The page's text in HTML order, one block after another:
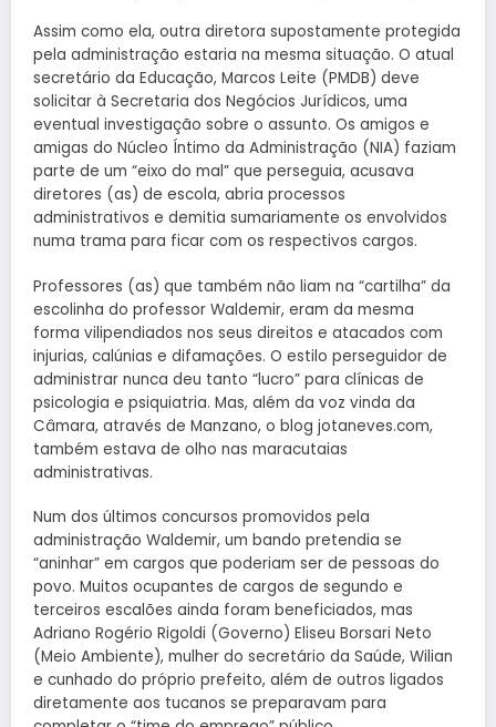
Assim como ela, outra diretora supostamente protegida
pela administração estaria na mesma situação. O atual
secretário da Educação, Marcos Leite (PMDB) deve
solicitar à Secretaria dos Negócios Jurídicos, uma
eventual investigação sobre o assunto. Os amigos e
amigas do Núcleo Íntimo da Administração (NIA) faziam
parte de um “eixo do mal” que perseguia, acusava
diretores (as) de escola, abria processos
administrativos e demitia sumariamente os envolvidos
numa trama para ficar com os respectivos cargos.
Professores (as) que também não liam na “cartilha” da
escolinha do professor Waldemir, eram da mesma
forma vilipendiados nos seus direitos e atacados com
injurias, calúnias e difamações. O estilo perseguidor de
administrar nunca deu tanto “lucro” para clínicas de
psicologia e psiquiatria. Mas, além da voz vinda da
Câmara, através de Manzano, o blog jotaneves.com,
também estava de olho nas maracutaias
administrativas.
Num dos últimos concursos promovidos pela
administração Waldemir, um bando pretendia se
“aninhar” em cargos que poderiam ser de pessoas do
povo. Muitos ocupantes de cargos de segundo e
terceiros escalões ainda foram beneficiados, mas
Adriano Rogério Rigoldi (Governo) Eliseu Borsari Neto
(Meio Ambiente), mulher do secretário da Saúde, Wilian
e cunhado do próprio prefeito, além de outros ligados
diretamente aos tucanos se preparavam para